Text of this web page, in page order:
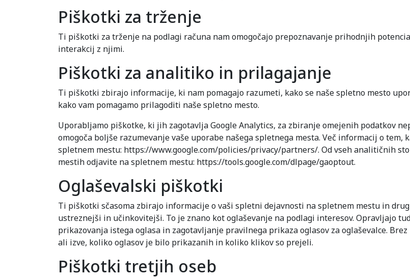
Piškotki za trženje
Ti piškotki za trženje na podlagi računa nam omogočajo prepoznavanje prihodnjih
interakcij z njimi.
Piškotki za analitiko in prilagajanje
Ti piškotki zbirajo informacije, ki nam pomagajo razumeti, kako se naše spletno mesto
kako vam pomagamo prilagoditi naše spletno mesto.
Uporabljamo piškotke, ki jih zagotavlja Google Analytics, za zbiranje omejenih podatkov
omogoča boljše razumevanje vaše uporabe našega spletnega mesta. Več informacij o
spletnem mestu: https://www.google.com/policies/privacy/partners/. Od vseh analitičnih
mestih odjavite na spletnem mestu: https://tools.google.com/dlpage/gaoptout.
Oglaševalski piškotki
Ti piškotki sčasoma zbirajo informacije o vaši spletni dejavnosti na spletnem mestu in
ustreznejši in učinkovitejši. To je znano kot oglaševanje na podlagi interesov. Opravljajo
prikazovanja istega oglasa in zagotavljanje pravilnega prikaza oglasov za oglaševalce.
ali izve, koliko oglasov je bilo prikazanih in koliko klikov so prejeli.
Piškotki tretjih oseb